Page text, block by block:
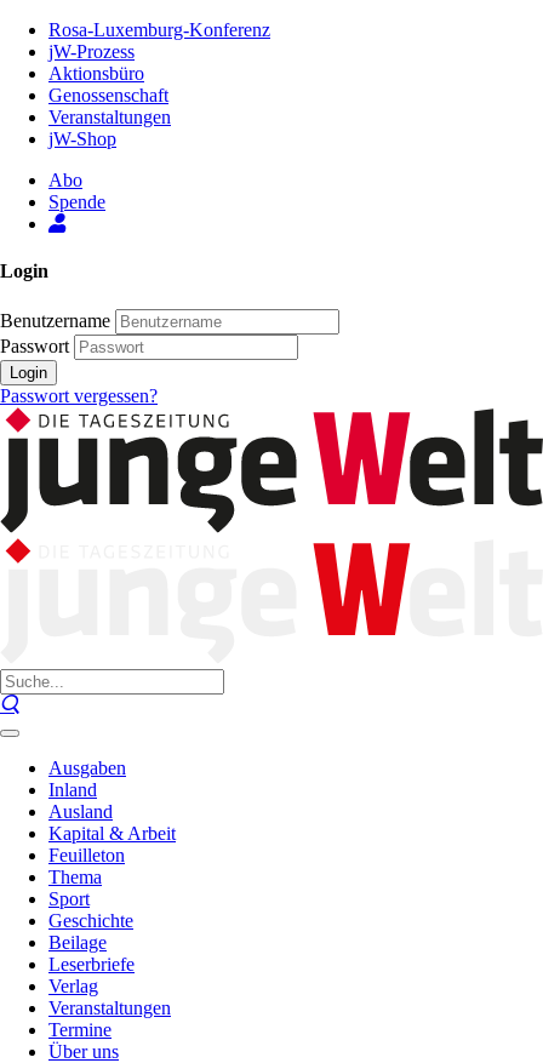
Inhalt
Seite
Rosa-Luxemburg-Konferenz
jW-Prozess
Aktionsbüro
Genossenschaft
Veranstaltungen
jW-Shop
Abo
Spende
Login
Benutzername
Passwort
Login
Passwort vergessen?
Ausgaben
Inland
Ausland
Kapital & Arbeit
Feuilleton
Thema
Sport
Geschichte
Beilage
Leserbriefe
Verlag
Veranstaltungen
Termine
Über uns